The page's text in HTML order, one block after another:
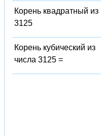
Корень квадратный из
3125
Корень кубический из
числа 3125 =